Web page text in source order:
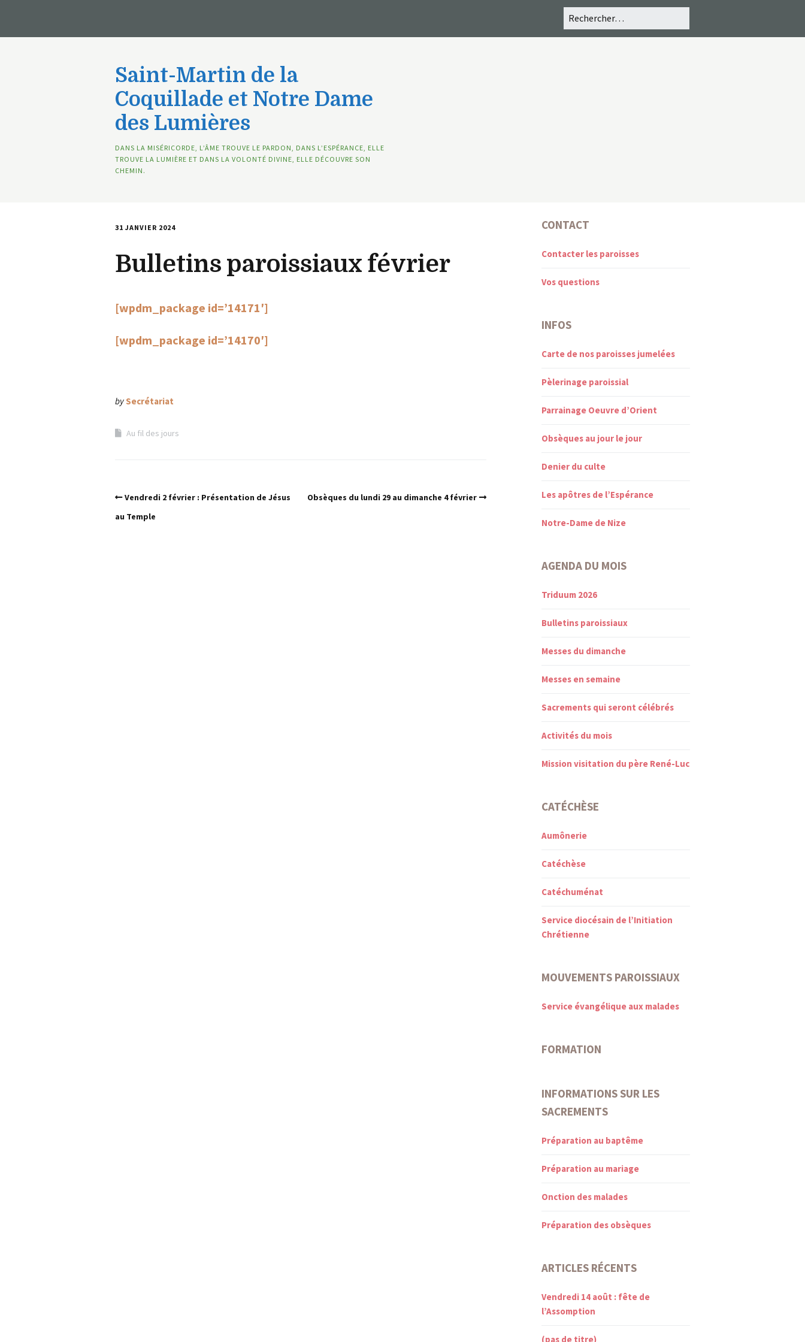
Saint-Martin de la
Coquillade et Notre Dame
des Lumières
DANS LA MISÉRICORDE, L’ÂME TROUVE LE PARDON, DANS L’ESPÉRANCE, ELLE
TROUVE LA LUMIÈRE ET DANS LA VOLONTÉ DIVINE, ELLE DÉCOUVRE SON
CHEMIN.
31 JANVIER 2024
Bulletins paroissiaux février
[wpdm_package id=’14171′]
[wpdm_package id=’14170′]
bySecrétariat
Au fil des jours
Vendredi 2 février : Présentation de Jésus
au Temple
Obsèques du lundi 29 au dimanche 4 février
CONTACT
Contacter les paroisses
Vos questions
INFOS
Carte de nos paroisses jumelées
Pèlerinage paroissial
Parrainage Oeuvre d’Orient
Obsèques au jour le jour
Denier du culte
Les apôtres de l’Espérance
Notre-Dame de Nize
AGENDA DU MOIS
Triduum 2026
Bulletins paroissiaux
Messes du dimanche
Messes en semaine
Sacrements qui seront célébrés
Activités du mois
Mission visitation du père René-Luc
CATÉCHÈSE
Aumônerie
Catéchèse
Catéchuménat
Service diocésain de l’Initiation
Chrétienne
MOUVEMENTS PAROISSIAUX
Service évangélique aux malades
FORMATION
INFORMATIONS SUR LES
SACREMENTS
Préparation au baptême
Préparation au mariage
Onction des malades
Préparation des obsèques
ARTICLES RÉCENTS
Vendredi 14 août : fête de
l’Assomption
(pas de titre)